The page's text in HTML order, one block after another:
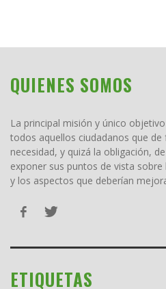
QUIENES SOMOS
La principal misión y único
todos aquellos ciudadanos que
necesidad, y quizá la obligación,
exponer sus puntos de vista
y los aspectos que deberían
ETIQUETAS